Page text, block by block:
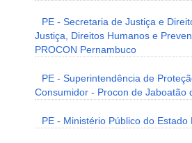
PE - Secretaria de Justiça e
Justiça, Direitos Humanos e
PROCON Pernambuco
PE - Superintendência de
Consumidor - Procon de Jaboatão
PE - Ministério Público do